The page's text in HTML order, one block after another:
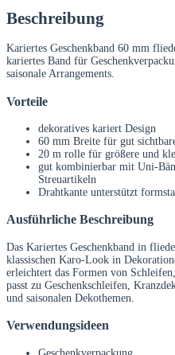
Beschreibung
Kariertes Geschenkband 60 mm
kariertes Band für
saisonale Arrangements.
Vorteile
dekoratives kariert Design
60 mm Breite für gut
20 m rolle für größere und
gut kombinierbar mit Uni-
Streuartikeln
Drahtkante unterstützt
Ausführliche Beschreibung
Das Kariertes Geschenkband in
klassischen Karo-Look in
erleichtert das Formen von
passt zu Geschenkschleifen,
und saisonalen Dekothemen.
Verwendungsideen